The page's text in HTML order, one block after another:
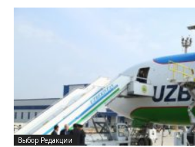
Выбор Редакции